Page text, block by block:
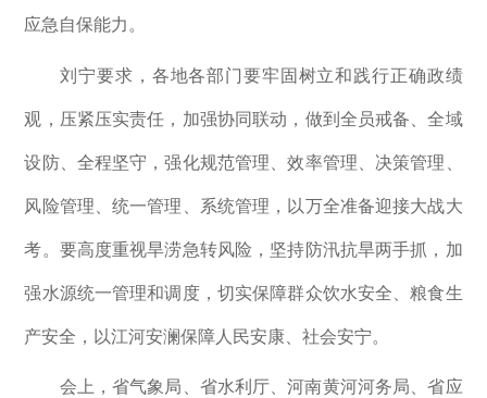
应急自保能力。
刘宁要求，各地各部门要牢固树立和践行正确政绩
观，压紧压实责任，加强协同联动，做到全员戒备、全域
设防、全程坚守，强化规范管理、效率管理、决策管理、
风险管理、统一管理、系统管理，以万全准备迎接大战大
考。要高度重视旱涝急转风险，坚持防汛抗旱两手抓，加
强水源统一管理和调度，切实保障群众饮水安全、粮食生
产安全，以江河安澜保障人民安康、社会安宁。
会上，省气象局、省水利厅、河南黄河河务局、省应